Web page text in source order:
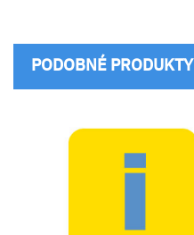
PODOBNÉ PRODUKTY